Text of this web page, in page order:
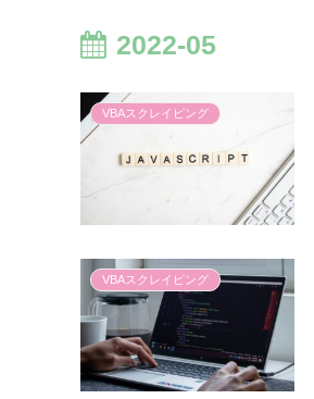
2022-05
VBAスクレイピング
VBAスクレイピング